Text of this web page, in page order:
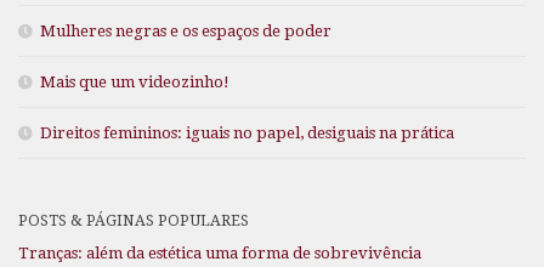
Mulheres negras e os espaços de poder
Mais que um videozinho!
Direitos femininos: iguais no papel, desiguais na prática
POSTS & PÁGINAS POPULARES
Tranças: além da estética uma forma de sobrevivência